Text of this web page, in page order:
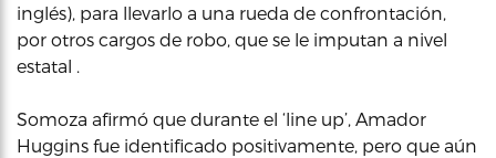
inglés), para llevarlo a una rueda de confrontación,
por otros cargos de robo, que se le imputan a nivel
estatal .
Somoza afirmó que durante el ‘line up’, Amador
Huggins fue identificado positivamente, pero que aún